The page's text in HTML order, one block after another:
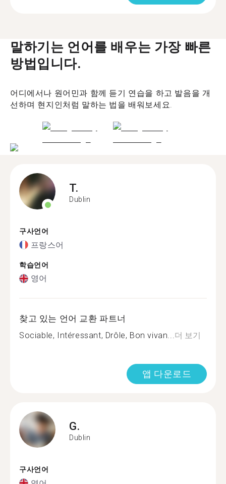
말하기는 언어를 배우는 가장 빠른
방법입니다.
어디에서나 원어민과 함께 듣기 연습을 하고 발음을 개
선하며 현지인처럼 말하는 법을 배워보세요.
T.
Dublin
구사언어
프랑스어
학습언어
영어
찾고 있는 언어 교환 파트너
Sociable, Intéressant, Drôle, Bon vivan...더 보기
앱 다운로드
G.
Dublin
구사언어